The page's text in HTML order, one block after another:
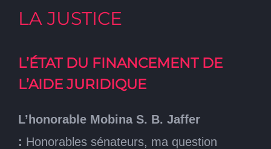
LA JUSTICE
L’ÉTAT DU FINANCEMENT DE
L’AIDE JURIDIQUE
L’honorable Mobina S. B. Jaffer
: Honorables sénateurs, ma question